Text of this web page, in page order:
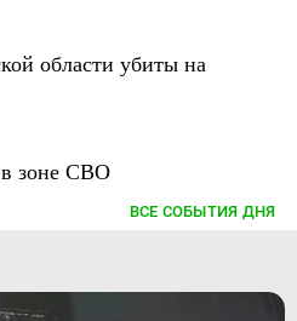
области убиты на
в зоне СВО
ВСЕ СОБЫТИЯ ДНЯ